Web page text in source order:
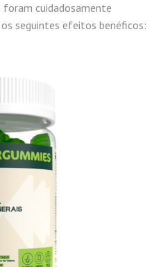
cuidadosamente
seguintes efeitos benéficos: